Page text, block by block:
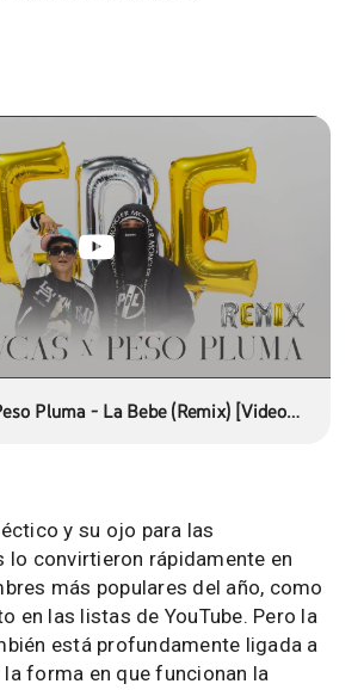
Pluma - La Bebe (Remix) [Video
y su ojo para las
lo convirtieron rápidamente en
más populares del año, como
en las listas de YouTube. Pero la
está profundamente ligada a
forma en que funcionan la